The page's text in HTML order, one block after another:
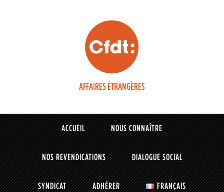
AFFAIRES ÉTRANGÈRES
ACCUEIL NOUS CONNAÎTRE
NOS REVENDICATIONS DIALOGUE SOCIAL
SYNDICAT ADHÉRER FRANÇAIS